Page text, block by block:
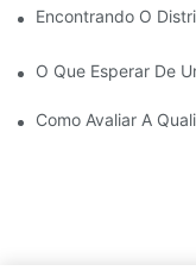
Encontrando O
O Que Esperar De
Como Avaliar A